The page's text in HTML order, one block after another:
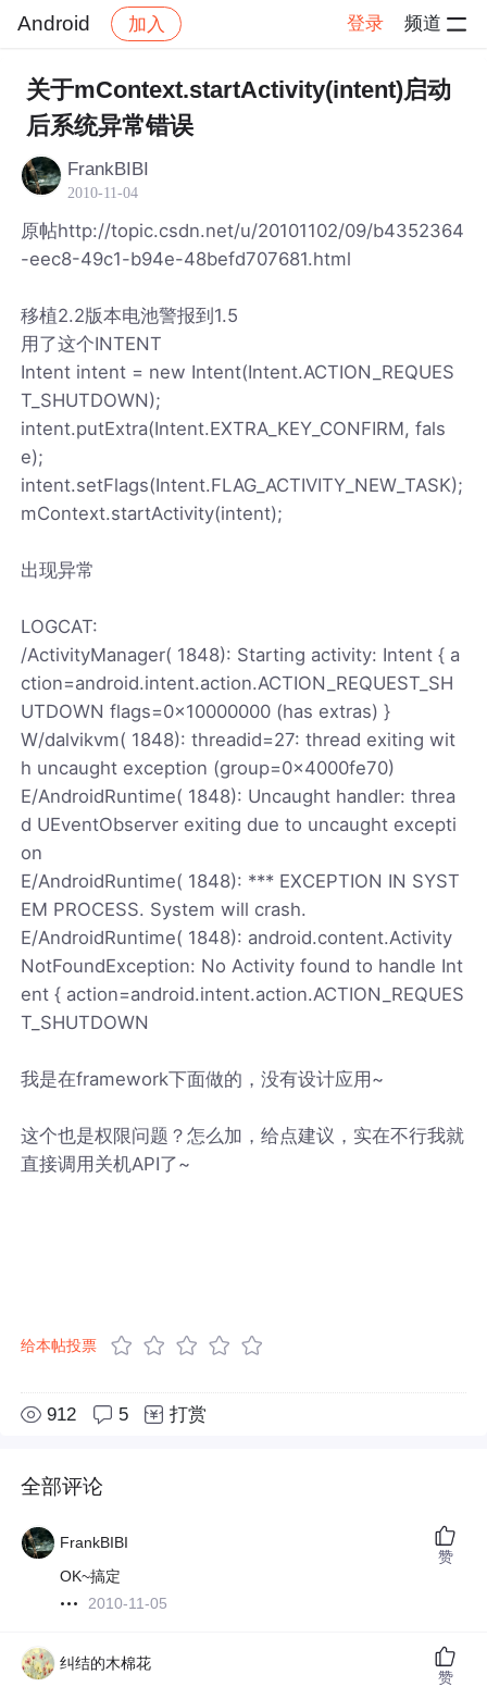
Android 加入 登录 频道
社区 Android
关于mContext.startActivity(intent)启动
后系统异常错误
FrankBIBI
2010-11-04
原帖http://topic.csdn.net/u/20101102/09/b4352364
-eec8-49c1-b94e-48befd707681.html
移植2.2版本电池警报到1.5
用了这个INTENT
Intent intent = new Intent(Intent.ACTION_REQUES
T_SHUTDOWN);
intent.putExtra(Intent.EXTRA_KEY_CONFIRM, fals
e);
intent.setFlags(Intent.FLAG_ACTIVITY_NEW_TASK);
mContext.startActivity(intent);
出现异常
LOGCAT:
/ActivityManager( 1848): Starting activity: Intent { a
ction=android.intent.action.ACTION_REQUEST_SH
UTDOWN flags=0x10000000 (has extras) }
W/dalvikvm( 1848): threadid=27: thread exiting wit
h uncaught exception (group=0x4000fe70)
E/AndroidRuntime( 1848): Uncaught handler: threa
d UEventObserver exiting due to uncaught excepti
on
E/AndroidRuntime( 1848): *** EXCEPTION IN SYST
EM PROCESS. System will crash.
E/AndroidRuntime( 1848): android.content.Activity
NotFoundException: No Activity found to handle Int
ent { action=android.intent.action.ACTION_REQUES
T_SHUTDOWN
我是在framework下面做的，没有设计应用~
这个也是权限问题？怎么加，给点建议，实在不行我就
直接调用关机API了~
给本帖投票
912 5 打赏
全部评论
FrankBIBI
OK~搞定
2010-11-05
赞
纠结的木棉花
赞